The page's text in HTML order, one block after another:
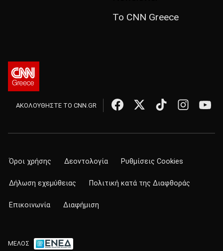
Το CNN Greece
ΑΚΟΛΟΥΘΗΣΤΕ ΤΟ CNN.GR
Όροι χρήσης Δεοντολογία Ρυθμίσεις Cookies
Δήλωση εχεμύθειας Πολιτική κατά της Διαφθοράς
Επικοινωνία Διαφήμιση
ΜΕΛΟΣ